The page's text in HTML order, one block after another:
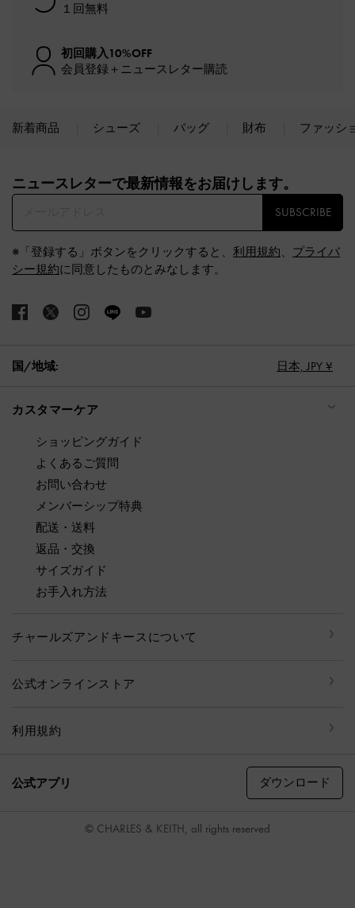
１回無料
初回購入10%OFF
会員登録＋ニュースレター購読
新着商品 シューズ バッグ 財布 ファッシ
ニュースレターで最新情報をお届けします。​
SUBSCRIBE
※「登録する」ボタンをクリックすると、 利用規約、 プライバ
シー規約に同意したものとみなします。
国/地域: 日本, JPY ¥
カスタマーケア
ショッピングガイド
よくあるご質問
お問い合わせ
メンバーシップ特典
配送・送料
返品・交換
サイズガイド
お手入れ方法
チャールズアンドキースについて
公式オンラインストア
利用規約
公式アプリ ダウンロード
© CHARLES & KEITH, all rights reserved